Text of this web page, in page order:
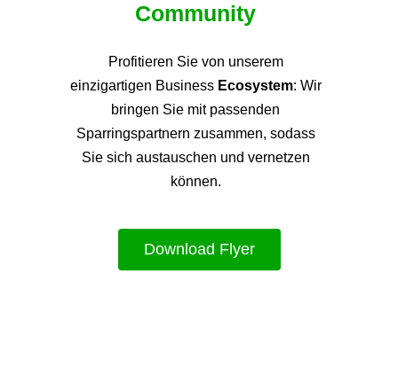
Community
Profitieren Sie von unserem
einzigartigen Business Ecosystem: Wir
bringen Sie mit passenden
Sparringspartnern zusammen, sodass
Sie sich austauschen und vernetzen
können.
Download Flyer